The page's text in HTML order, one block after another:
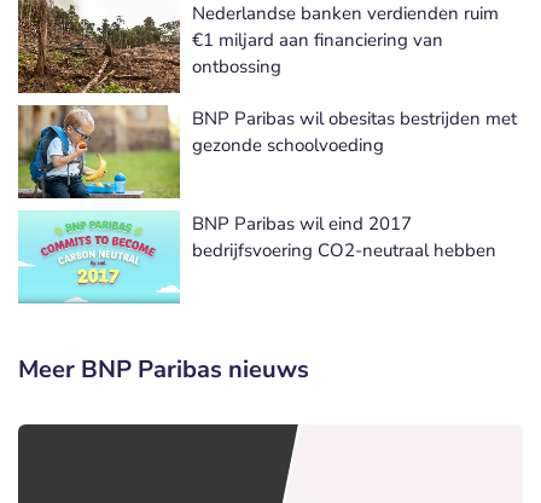
Nederlandse banken verdienden ruim
€1 miljard aan financiering van
ontbossing
BNP Paribas wil obesitas bestrijden met
gezonde schoolvoeding
BNP Paribas wil eind 2017
bedrijfsvoering CO2-neutraal hebben
Meer BNP Paribas nieuws